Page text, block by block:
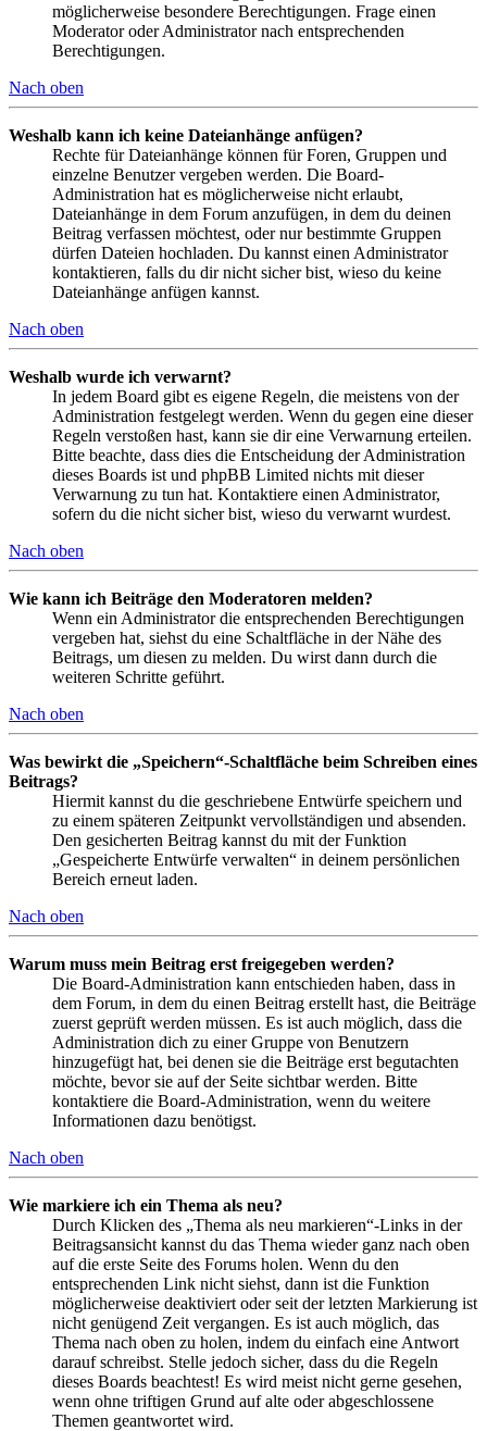
möglicherweise besondere Berechtigungen. Frage einen
Moderator oder Administrator nach entsprechenden
Berechtigungen.
Nach oben
Weshalb kann ich keine Dateianhänge anfügen?
Rechte für Dateianhänge können für Foren, Gruppen und
einzelne Benutzer vergeben werden. Die Board-
Administration hat es möglicherweise nicht erlaubt,
Dateianhänge in dem Forum anzufügen, in dem du deinen
Beitrag verfassen möchtest, oder nur bestimmte Gruppen
dürfen Dateien hochladen. Du kannst einen Administrator
kontaktieren, falls du dir nicht sicher bist, wieso du keine
Dateianhänge anfügen kannst.
Nach oben
Weshalb wurde ich verwarnt?
In jedem Board gibt es eigene Regeln, die meistens von der
Administration festgelegt werden. Wenn du gegen eine dieser
Regeln verstoßen hast, kann sie dir eine Verwarnung erteilen.
Bitte beachte, dass dies die Entscheidung der Administration
dieses Boards ist und phpBB Limited nichts mit dieser
Verwarnung zu tun hat. Kontaktiere einen Administrator,
sofern du die nicht sicher bist, wieso du verwarnt wurdest.
Nach oben
Wie kann ich Beiträge den Moderatoren melden?
Wenn ein Administrator die entsprechenden Berechtigungen
vergeben hat, siehst du eine Schaltfläche in der Nähe des
Beitrags, um diesen zu melden. Du wirst dann durch die
weiteren Schritte geführt.
Nach oben
Was bewirkt die „Speichern“-Schaltfläche beim Schreiben eines
Beitrags?
Hiermit kannst du die geschriebene Entwürfe speichern und
zu einem späteren Zeitpunkt vervollständigen und absenden.
Den gesicherten Beitrag kannst du mit der Funktion
„Gespeicherte Entwürfe verwalten“ in deinem persönlichen
Bereich erneut laden.
Nach oben
Warum muss mein Beitrag erst freigegeben werden?
Die Board-Administration kann entschieden haben, dass in
dem Forum, in dem du einen Beitrag erstellt hast, die Beiträge
zuerst geprüft werden müssen. Es ist auch möglich, dass die
Administration dich zu einer Gruppe von Benutzern
hinzugefügt hat, bei denen sie die Beiträge erst begutachten
möchte, bevor sie auf der Seite sichtbar werden. Bitte
kontaktiere die Board-Administration, wenn du weitere
Informationen dazu benötigst.
Nach oben
Wie markiere ich ein Thema als neu?
Durch Klicken des „Thema als neu markieren“-Links in der
Beitragsansicht kannst du das Thema wieder ganz nach oben
auf die erste Seite des Forums holen. Wenn du den
entsprechenden Link nicht siehst, dann ist die Funktion
möglicherweise deaktiviert oder seit der letzten Markierung ist
nicht genügend Zeit vergangen. Es ist auch möglich, das
Thema nach oben zu holen, indem du einfach eine Antwort
darauf schreibst. Stelle jedoch sicher, dass du die Regeln
dieses Boards beachtest! Es wird meist nicht gerne gesehen,
wenn ohne triftigen Grund auf alte oder abgeschlossene
Themen geantwortet wird.